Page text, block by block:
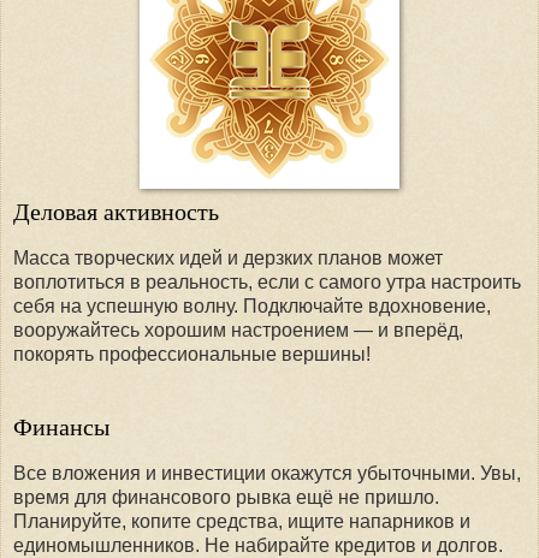
Деловая активность
Масса творческих идей и дерзких планов может
воплотиться в реальность, если с самого утра настроить
себя на успешную волну. Подключайте вдохновение,
вооружайтесь хорошим настроением — и вперёд,
покорять профессиональные вершины!
Финансы
Все вложения и инвестиции окажутся убыточными. Увы,
время для финансового рывка ещё не пришло.
Планируйте, копите средства, ищите напарников и
единомышленников. Не набирайте кредитов и долгов.